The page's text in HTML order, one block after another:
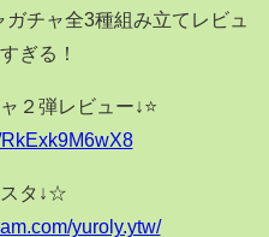
チャ全3種組み立てレビュ
ぎる！
２弾レビュー↓⭐️
タ↓☆
yuroly.ytw/